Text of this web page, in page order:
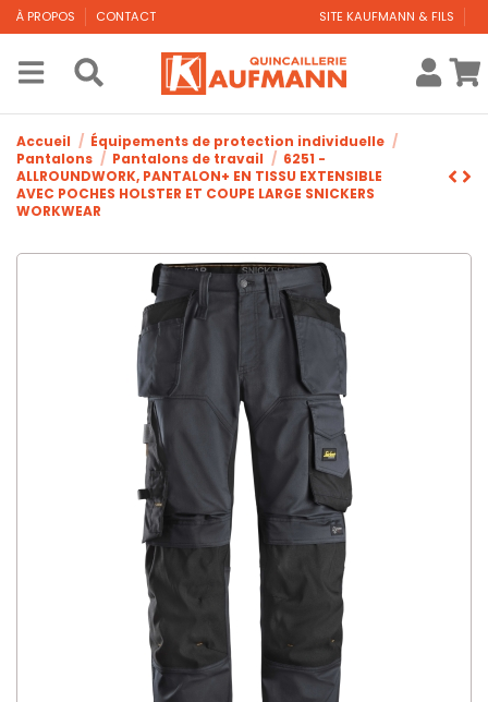
À PROPOS CONTACT SITE KAUFMANN & FILS
Accueil
Équipements de protection individuelle
Pantalons
Pantalons de travail
6251 -
ALLROUNDWORK, PANTALON+ EN TISSU EXTENSIBLE
AVEC POCHES HOLSTER ET COUPE LARGE SNICKERS
WORKWEAR